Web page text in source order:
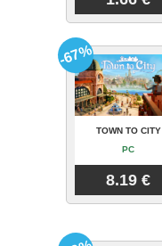
TOWN TO CITY
PC
8.19 €
-67%